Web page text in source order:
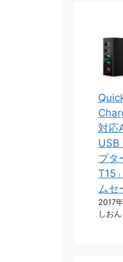
対応
USB
プタ
T15
ムセ
2017
しお